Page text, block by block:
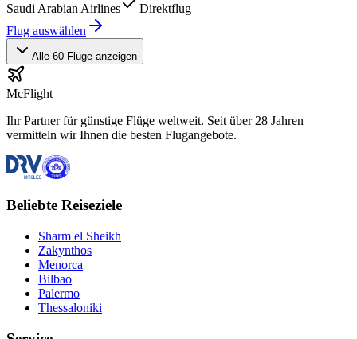
Saudi Arabian Airlines
Direktflug
Flug auswählen
Alle 60 Flüge anzeigen
McFlight
Ihr Partner für günstige Flüge weltweit. Seit über 28 Jahren
vermitteln wir Ihnen die besten Flugangebote.
Beliebte Reiseziele
Sharm el Sheikh
Zakynthos
Menorca
Bilbao
Palermo
Thessaloniki